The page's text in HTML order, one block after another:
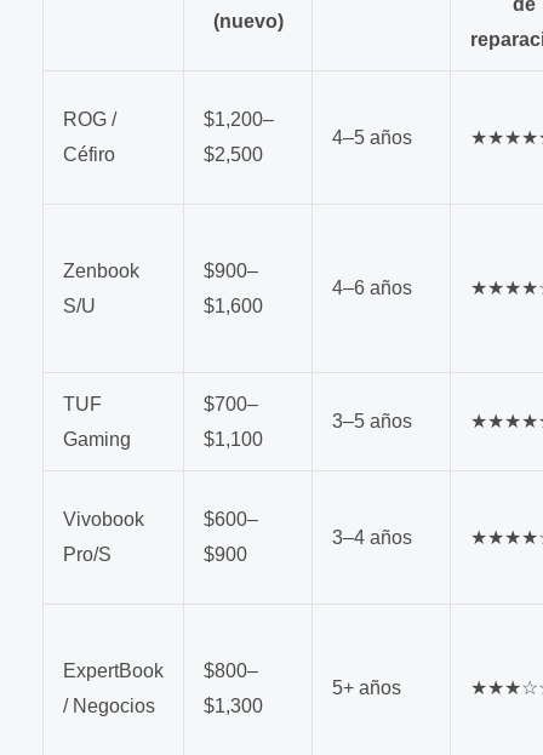
(nuevo)
de
ROG /
Céfiro
$1,200–
$2,500
4–5 años
Zenbook
S/U
$900–
$1,600
4–6 años
TUF
Gaming
$700–
$1,100
3–5 años
Vivobook
Pro/S
$600–
$900
3–4 años
ExpertBook
/ Negocios
$800–
$1,300
5+ años